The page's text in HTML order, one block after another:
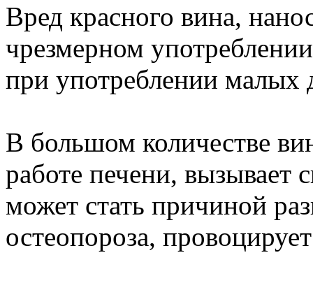
Вред красного вина,
чрезмерном
при употреблении малых
В большом количестве
работе печени, вызывает
может стать причиной
остеопороза,